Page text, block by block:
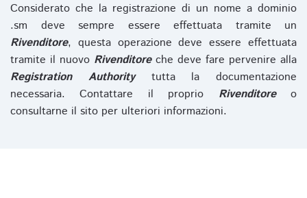
Considerato che la registrazione di un nome a dominio
.sm deve sempre essere effettuata tramite un
Rivenditore, questa operazione deve essere effettuata
tramite il nuovo Rivenditoreche deve fare pervenire alla
Registration Authoritytutta la documentazione
necessaria. Contattare il proprio Rivenditoreo
consultarne il sito per ulteriori informazioni.